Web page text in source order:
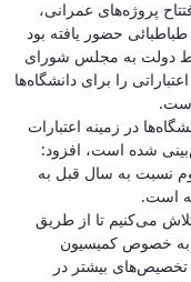
آذرماه برای افتتاح پروژه‌های عمرانی،
حضور یافته بود
دولت به مجلس شورای
را برای دانشگاه‌ها
در زمینه اعتبارات
شده است، افزود:
نسبت به سال قبل به
می‌کنیم تا از طریق
خصوص کمیسیون
بیشتر در